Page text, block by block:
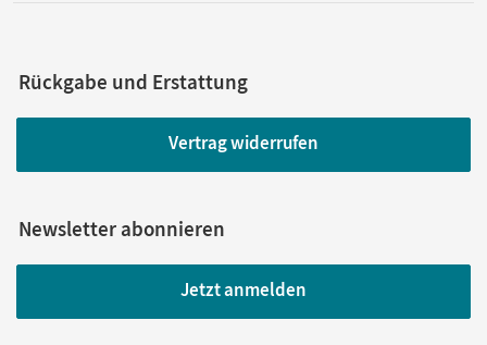
Rückgabe und Erstattung
Vertrag widerrufen
Newsletter abonnieren
Jetzt anmelden